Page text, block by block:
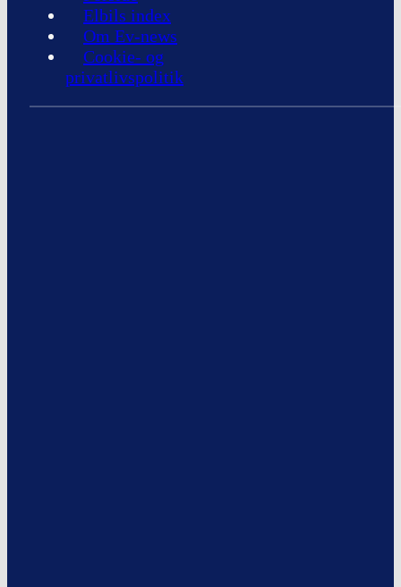
Elbils index
Om Ev-news
Cookie- og
privatlivspolitik